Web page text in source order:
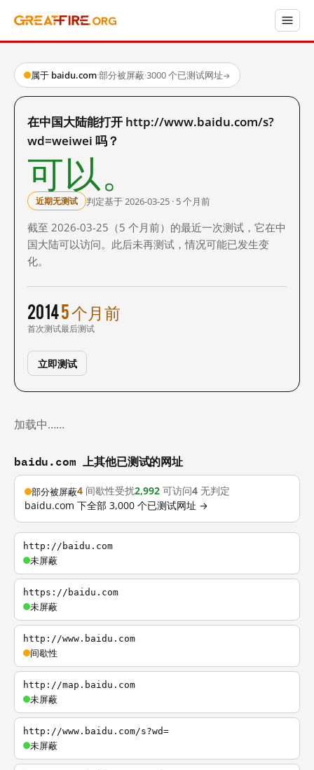
属于 baidu.com·部分被屏蔽·3000 个已测试网址→
在中国大陆能打开 http://www.baidu.com/s?
wd=weiwei 吗？
可以。
近期无测试 判定基于 2026-03-25 · 5 个月前
截至 2026-03-25（5 个月前）的最近一次测试，它在中
国大陆可以访问。此后未再测试，情况可能已发生变
化。
2014
首次测试
5 个月前
最后测试
立即测试
加载中……
baidu.com 上其他已测试的网址
部分被屏蔽4 间歇性受扰2,992 可访问4 无判定
baidu.com 下全部 3,000 个已测试网址 →
http://baidu.com
未屏蔽
https://baidu.com
未屏蔽
http://www.baidu.com
间歇性
http://map.baidu.com
未屏蔽
http://www.baidu.com/s?wd=
未屏蔽